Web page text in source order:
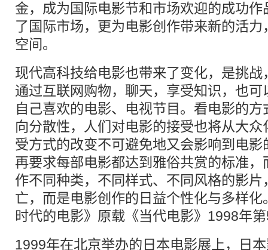
金，成为国际电影节和市场欢迎的成功
了国际市场，更为电影创作带来新的活
空间。
现代高科技给电影也带来了变化，是挑
通过互联网购物，聊天，享受知识，也
自己喜欢的电影、电视节目。看电影的
向分散性，人们对电影的接受也将从大
受方式的改变不可避免地又会影响到电
再要求每部电影都达到雅俗共赏的标准
作不同种类，不同样式、不同风格的影
亡，而是电影创作的日益个性化与多样
时代的电影》原载《当代电影》1998年
1999年在北京举办的日本电影展上，日